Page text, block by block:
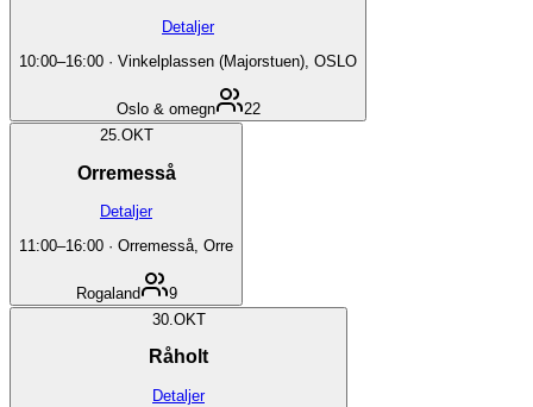
Detaljer
10:00–16:00 · Vinkelplassen (Majorstuen), OSLO
Oslo & omegn
22
25.OKT
Orremesså
Detaljer
11:00–16:00 · Orremesså, Orre
Rogaland
9
30. OKT
Råholt
Detaljer